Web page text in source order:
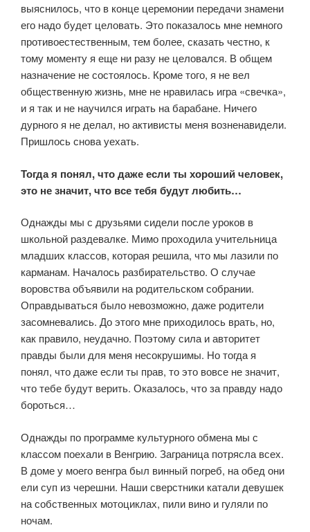
выяснилось, что в конце церемонии передачи знамени
его надо будет целовать. Это показалось мне немного
противоестественным, тем более, сказать честно, к
тому моменту я еще ни разу не целовался. В общем
назначение не состоялось. Кроме того, я не вел
общественную жизнь, мне не нравилась игра «свечка»,
и я так и не научился играть на барабане. Ничего
дурного я не делал, но активисты меня возненавидели.
Пришлось снова уехать.
Тогда я понял, что даже если ты хороший человек,
это не значит, что все тебя будут любить…
Однажды мы с друзьями сидели после уроков в
школьной раздевалке. Мимо проходила учительница
младших классов, которая решила, что мы лазили по
карманам. Началось разбирательство. О случае
воровства объявили на родительском собрании.
Оправдываться было невозможно, даже родители
засомневались. До этого мне приходилось врать, но,
как правило, неудачно. Поэтому сила и авторитет
правды были для меня несокрушимы. Но тогда я
понял, что даже если ты прав, то это вовсе не значит,
что тебе будут верить. Оказалось, что за правду надо
бороться…
Однажды по программе культурного обмена мы с
классом поехали в Венгрию. Заграница потрясла всех.
В доме у моего венгра был винный погреб, на обед они
ели суп из черешни. Наши сверстники катали девушек
на собственных мотоциклах, пили вино и гуляли по
ночам.